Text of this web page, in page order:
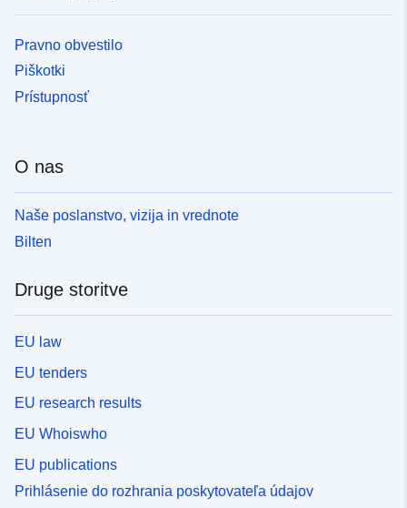
Pravno obvestilo
Piškotki
Prístupnosť
O nas
Naše poslanstvo, vizija in vrednote
Bilten
Druge storitve
EU law
EU tenders
EU research results
EU Whoiswho
EU publications
Prihlásenie do rozhrania poskytovateľa údajov